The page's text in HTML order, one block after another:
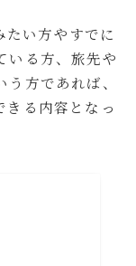
い方やすでに
いる方、旅先や
方であれば、
きる内容となっ